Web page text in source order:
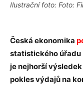
Ilustrační foto: Foto:
Česká ekonomika
statistického úřadu
je nejhorší
pokles výdajů na